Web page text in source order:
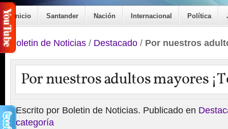
Inicio Santander Nación Internacional Política
Boletin de Noticias / Destacado / Por nuestros
Por nuestros adultos mayores
Escrito por Boletin de Noticias. Publicado en
categoría